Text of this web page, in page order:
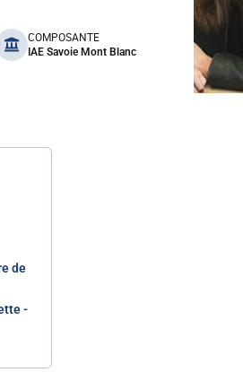
COMPOSANTE
IAE Savoie Mont Blanc
de
-